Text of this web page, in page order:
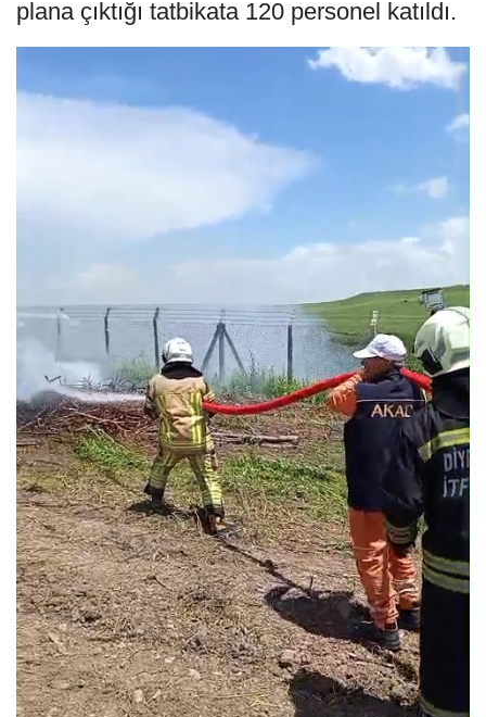
plana çıktığı tatbikata 120 personel katıldı.